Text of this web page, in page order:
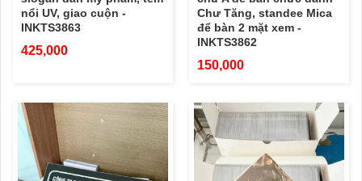
nổi UV, giao cuộn -
INKTS3863
425,000
Chư Tăng, standee Mica
để bàn 2 mặt xem -
INKTS3862
150,000